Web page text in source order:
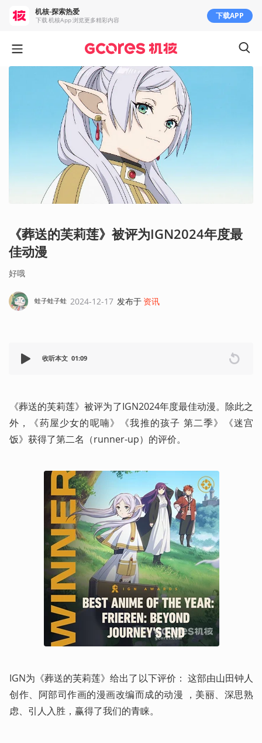
《葬送的芙莉莲》被评为IGN2024年度最
佳动漫
好哦
蛙子蛙子蛙 2024-12-17 发布于 资讯
收听本文 01:09
《葬送的芙莉莲》被评为了IGN2024年度最佳动漫。除此之
外，《药屋少女的呢喃》《我推的孩子 第二季》《迷宫
饭》获得了第二名（runner-up）的评价。
IGN为《葬送的芙莉莲》给出了以下评价： 这部由山田钟人
创作、阿部司作画的漫画改编而成的动漫 ，美丽、深思熟
虑、引人入胜，赢得了我们的青睐。
机核-探索热爱
下载 机核App 浏览更多精彩内容 下载APP